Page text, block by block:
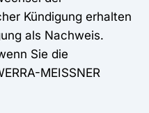
Kündigung erhalten
als Nachweis.
Sie die
MEISSNER